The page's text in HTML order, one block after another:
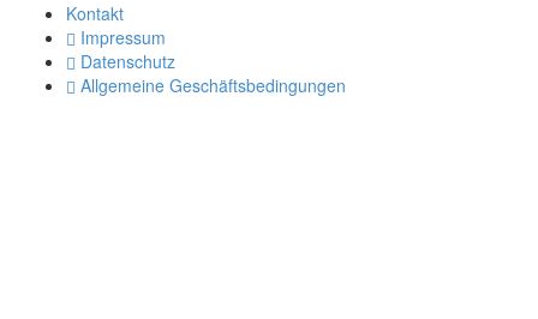
Kontakt
Impressum
Datenschutz
Allgemeine Geschäftsbedingungen